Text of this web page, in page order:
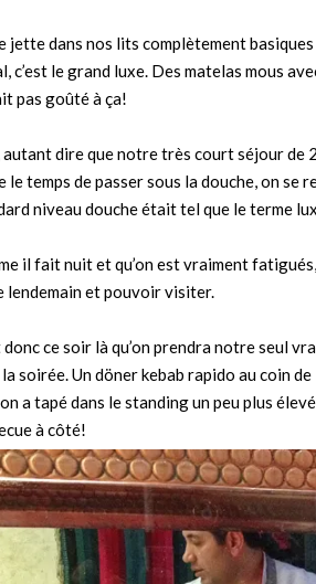
jette dans nos lits complètement
c’est le grand luxe. Des matelas mous
pas goûté à ça!
autant dire que notre très court séjour
le temps de passer sous la douche, on se
niveau douche était tel que le terme
il fait nuit et qu’on est vraiment
lendemain et pouvoir visiter.
donc ce soir là qu’on prendra notre seul
soirée. Un döner kebab rapido au coin
a tapé dans le standing un peu plus
à côté!